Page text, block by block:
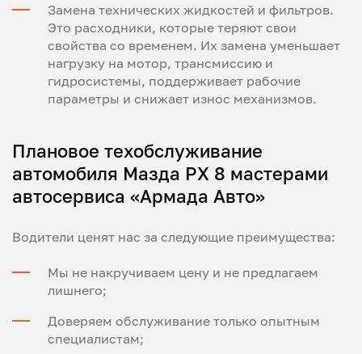
Замена технических жидкостей и фильтров.
Это расходники, которые теряют свои
свойства со временем. Их замена уменьшает
нагрузку на мотор, трансмиссию и
гидросистемы, поддерживает рабочие
параметры и снижает износ механизмов.
Плановое техобслуживание
автомобиля Мазда РХ 8 мастерами
автосервиса «Армада Авто»
Водители ценят нас за следующие преимущества:
Мы не накручиваем цену и не предлагаем
лишнего;
Доверяем обслуживание только опытным
специалистам;